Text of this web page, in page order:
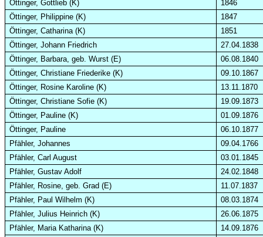
Öttinger, Gottlieb (K)
1846
Öttinger, Philippine (K)
1847
Öttinger, Catharina (K)
1851
Öttinger, Johann Friedrich
27.04.1838
Öttinger, Barbara, geb. Wurst (E)
06.08.1840
Öttinger, Christiane Friederike (K)
09.10.1867
Öttinger, Rosine Karoline (K)
13.11.1870
Öttinger, Christiane Sofie (K)
19.09.1873
Öttinger, Pauline (K)
01.09.1876
Öttinger, Pauline
06.10.1877
Pfähler, Johannes
09.04.1766
Pfähler, Carl August
03.01.1845
Pfähler, Gustav Adolf
24.02.1848
Pfähler, Rosine, geb. Grad (E)
11.07.1837
Pfähler, Paul Wilhelm (K)
08.03.1874
Pfähler, Julius Heinrich (K)
26.06.1875
Pfähler, Maria Katharina (K)
14.09.1876